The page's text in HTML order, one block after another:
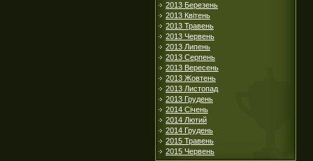
2013 Березень
2013 Квітень
2013 Травень
2013 Червень
2013 Липень
2013 Серпень
2013 Вересень
2013 Жовтень
2013 Листопад
2013 Грудень
2014 Січень
2014 Лютий
2014 Грудень
2015 Травень
2015 Червень